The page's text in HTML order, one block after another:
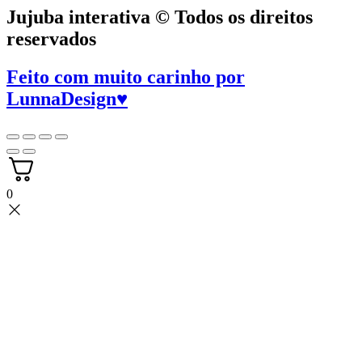
Jujuba interativa © Todos os direitos
reservados
Feito com muito carinho por
LunnaDesign♥
0